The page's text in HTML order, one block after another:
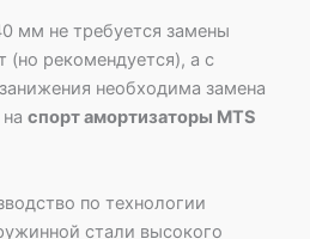
мм не требуется замены
(но рекомендуется), а с
необходима замена
спорт амортизаторы MTS
по технологии
стали высокого